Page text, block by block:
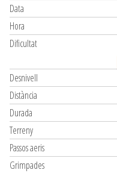
Data
Hora
Dificultat
Desnivell
Distància
Durada
Terreny
Passos aeris
Grimpades